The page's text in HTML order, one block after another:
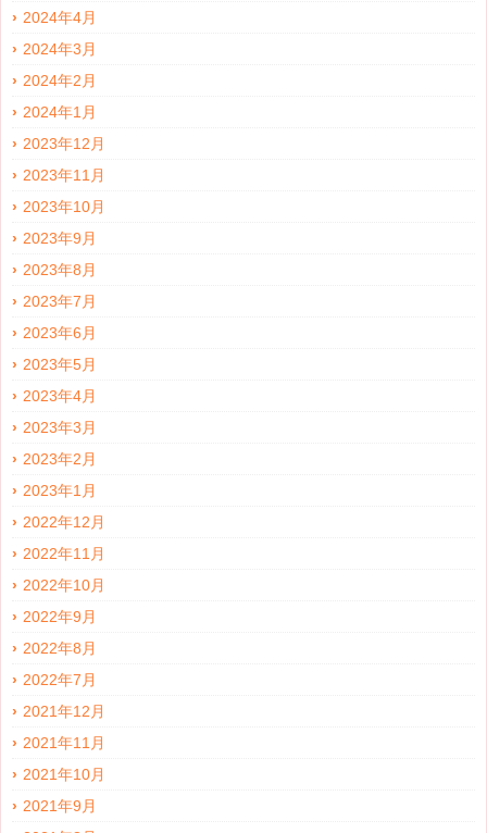
2024年4月
2024年3月
2024年2月
2024年1月
2023年12月
2023年11月
2023年10月
2023年9月
2023年8月
2023年7月
2023年6月
2023年5月
2023年4月
2023年3月
2023年2月
2023年1月
2022年12月
2022年11月
2022年10月
2022年9月
2022年8月
2022年7月
2021年12月
2021年11月
2021年10月
2021年9月